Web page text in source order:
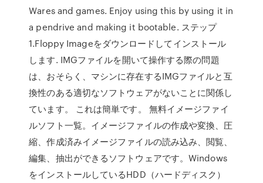
Wares and games. Enjoy using this by using it in
a pendrive and making it bootable. ステップ
1.Floppy Imageをダウンロードしてインストール
します. IMGファイルを開いて操作する際の問題
は、おそらく、マシンに存在するIMGファイルと互
換性のある適切なソフトウェアがないことに関係し
ています。 これは簡単です。 無料イメージファイ
ルソフト一覧。イメージファイルの作成や変換、圧
縮、作成済みイメージファイルの読み込み、閲覧、
編集、抽出ができるソフトウェアです。Windows
をインストールしているHDD（ハードディスク）